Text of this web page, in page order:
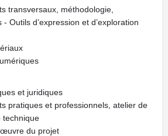
transversaux, méthodologie,
Outils d’expression et d’exploration
et juridiques
pratiques et professionnels, atelier de
technique
du projet